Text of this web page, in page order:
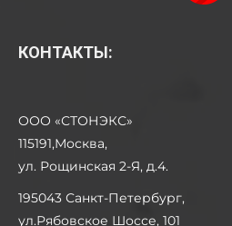
КОНТАКТЫ:
ООО «СТОНЭКС»
115191,Москва,
ул. Рощинская 2-Я, д.4.
195043 Санкт-Петербург,
ул.Рябовское Шоссе, 101